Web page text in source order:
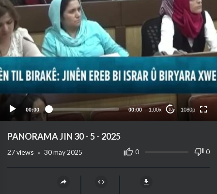
00:00 00:00 1.00x 10 1080p
1080p
720p
360p
⁣PANORAMA JIN 30 - 5 - 2025
0 0
27views · 30 may 2025